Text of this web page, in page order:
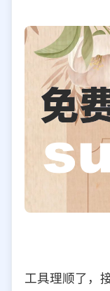
工具理顺了，